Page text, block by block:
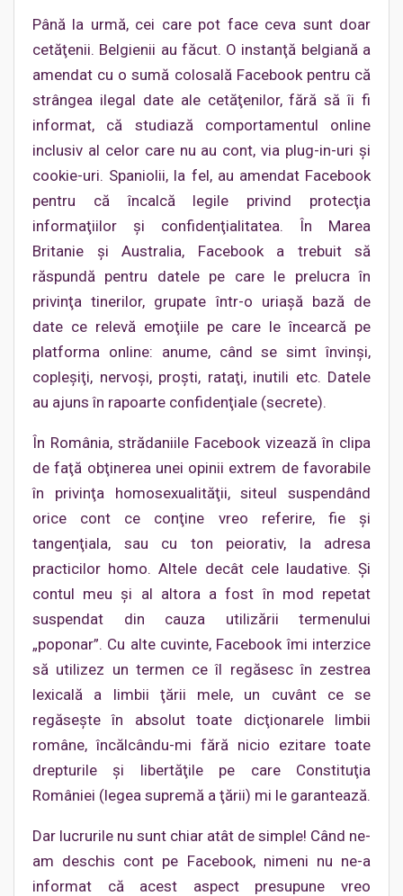
Până la urmă, cei care pot face ceva sunt doar
cetăţenii. Belgienii au făcut. O instanţă belgiană a
amendat cu o sumă colosală Facebook pentru că
strângea ilegal date ale cetăţenilor, fără să îi fi
informat, că studiază comportamentul online
inclusiv al celor care nu au cont, via plug-in-uri şi
cookie-uri. Spaniolii, la fel, au amendat Facebook
pentru că încalcă legile privind protecţia
informaţiilor şi confidenţialitatea. În Marea
Britanie şi Australia, Facebook a trebuit să
răspundă pentru datele pe care le prelucra în
privinţa tinerilor, grupate într-o uriaşă bază de
date ce relevă emoţiile pe care le încearcă pe
platforma online: anume, când se simt învinşi,
copleşiţi, nervoşi, proști, rataţi, inutili etc. Datele
au ajuns în rapoarte confidenţiale (secrete).
În România, strădaniile Facebook vizează în clipa
de faţă obţinerea unei opinii extrem de favorabile
în privinţa homosexualităţii, siteul suspendând
orice cont ce conţine vreo referire, fie şi
tangenţiala, sau cu ton peiorativ, la adresa
practicilor homo. Altele decât cele laudative. Şi
contul meu şi al altora a fost în mod repetat
suspendat din cauza utilizării termenului
„poponar”. Cu alte cuvinte, Facebook îmi interzice
să utilizez un termen ce îl regăsesc în zestrea
lexicală a limbii ţării mele, un cuvânt ce se
regăseşte în absolut toate dicţionarele limbii
române, încălcându-mi fără nicio ezitare toate
drepturile şi libertăţile pe care Constituţia
României (legea supremă a ţării) mi le garantează.
Dar lucrurile nu sunt chiar atât de simple! Când ne-
am deschis cont pe Facebook, nimeni nu ne-a
informat că acest aspect presupune vreo